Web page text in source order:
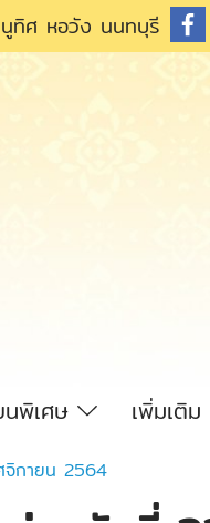
นูทิศ หอวัง นนทบุรี
นพิเศษ เพิ่มเติม
จิกายน 2564